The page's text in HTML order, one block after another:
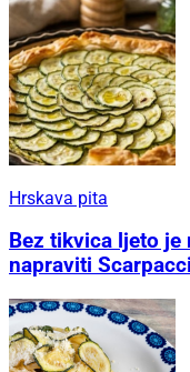
Hrskava pita
Bez tikvica ljeto
napraviti